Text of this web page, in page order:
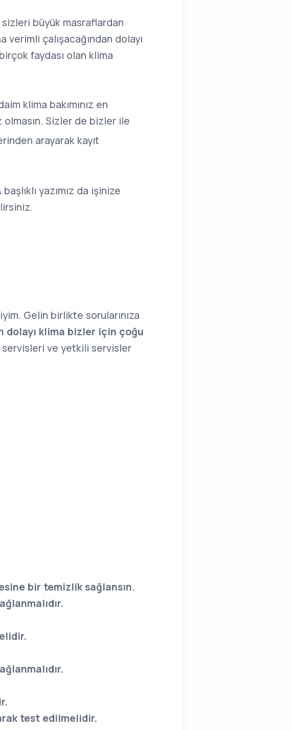
büyük masraflardan
verimli çalışacağından dolayı
faydası olan klima
klima bakımınız en
Sizler de bizler ile
arayarak kayıt
başlıklı yazımız da işinize
Gelin birlikte sorularınıza
dolayı klima bizler için çoğu
servisleri ve yetkili servisler
bir temizlik sağlansın.
test edilmelidir.